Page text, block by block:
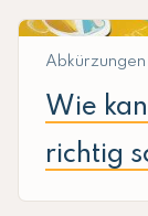
Abkürzungen
Wie
richtig